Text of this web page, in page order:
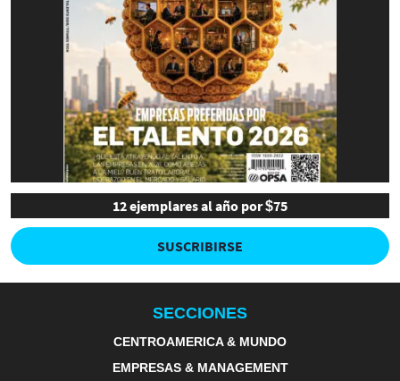
12 ejemplares al año por $75
SUSCRIBIRSE
SECCIONES
CENTROAMERICA & MUNDO
EMPRESAS & MANAGEMENT